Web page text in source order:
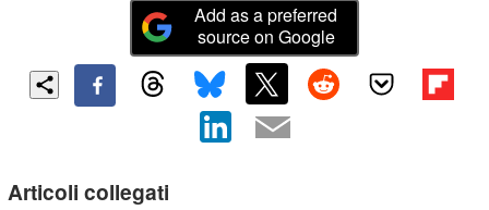
Add as a preferred
source on Google
Articoli collegati